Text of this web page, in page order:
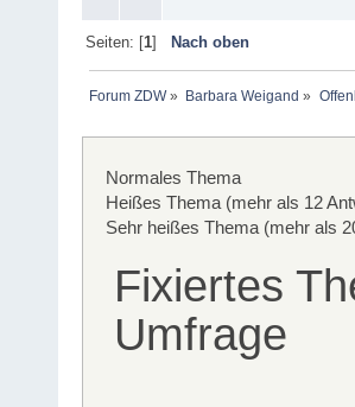
Seiten: [1] Nach oben
Forum ZDW» Barbara Weigand »
Normales Thema
Heißes Thema (mehr als 12
Sehr heißes Thema (mehr als
Fixiertes
Umfrage